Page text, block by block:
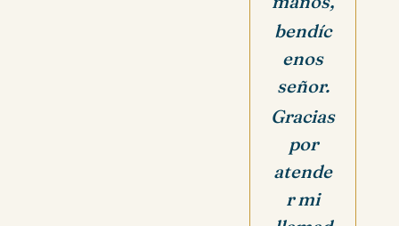
bendíc
enos
señor.
Gracias
por
atende
r mi